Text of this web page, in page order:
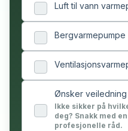
Luft til vann
Bergvarmepumpe
Ønsker veiledning
Ikke sikker på
deg? Snakk med
profesjonelle råd.